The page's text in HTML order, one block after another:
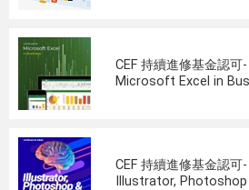
CEF 持續進修基金認
Microsoft Excel in
CEF 持續進修基金認
Illustrator,